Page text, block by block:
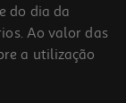
do dia da
Ao valor das
a utilização